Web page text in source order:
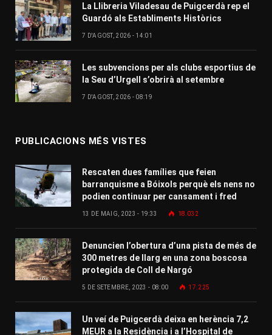
La Llibreria Viladesau de Puigcerdà rep el
Guardó als Establiments Històrics
7 D'AGOST, 2026 - 14:01
Les subvencions per als clubs esportius de
la Seu d’Urgell s’obrirà al setembre
7 D'AGOST, 2026 - 08:19
PUBLICACIONS MÉS VISTES
Rescaten dues famílies que feien
barranquisme a Bóixols perquè els nens no
podien continuar per cansament i fred
13 DE MAIG, 2023 - 19:33 18.032
Denuncien l’obertura d’una pista de més de
300 metres de llarg en una zona boscosa
protegida de Coll de Nargó
5 DE SETEMBRE, 2023 - 08:00 17.225
Un veí de Puigcerdà deixa en herència 7,2
MEUR a la Residència i a l’Hospital de